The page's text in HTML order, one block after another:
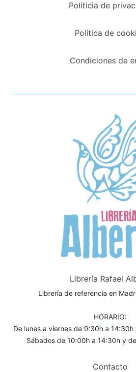
Políticia de
Política de
Condiciones de
Librería Rafael
Librería de referencia en
HORARIO:
De lunes a viernes de 9:30h a
Sábados de 10:00h a 14:30h y
Contacto